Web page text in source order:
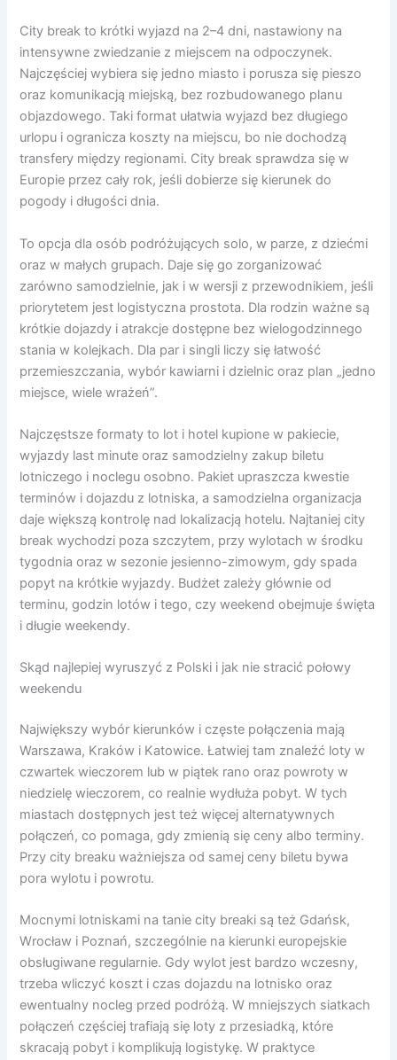
City break to krótki wyjazd na 2–4 dni, nastawiony na
intensywne zwiedzanie z miejscem na odpoczynek.
Najczęściej wybiera się jedno miasto i porusza się pieszo
oraz komunikacją miejską, bez rozbudowanego planu
objazdowego. Taki format ułatwia wyjazd bez długiego
urlopu i ogranicza koszty na miejscu, bo nie dochodzą
transfery między regionami. City break sprawdza się w
Europie przez cały rok, jeśli dobierze się kierunek do
pogody i długości dnia.
To opcja dla osób podróżujących solo, w parze, z dziećmi
oraz w małych grupach. Daje się go zorganizować
zarówno samodzielnie, jak i w wersji z przewodnikiem, jeśli
priorytetem jest logistyczna prostota. Dla rodzin ważne są
krótkie dojazdy i atrakcje dostępne bez wielogodzinnego
stania w kolejkach. Dla par i singli liczy się łatwość
przemieszczania, wybór kawiarni i dzielnic oraz plan „jedno
miejsce, wiele wrażeń”.
Najczęstsze formaty to lot i hotel kupione w pakiecie,
wyjazdy last minute oraz samodzielny zakup biletu
lotniczego i noclegu osobno. Pakiet upraszcza kwestie
terminów i dojazdu z lotniska, a samodzielna organizacja
daje większą kontrolę nad lokalizacją hotelu. Najtaniej city
break wychodzi poza szczytem, przy wylotach w środku
tygodnia oraz w sezonie jesienno-zimowym, gdy spada
popyt na krótkie wyjazdy. Budżet zależy głównie od
terminu, godzin lotów i tego, czy weekend obejmuje święta
i długie weekendy.
Skąd najlepiej wyruszyć z Polski i jak nie stracić połowy
weekendu
Największy wybór kierunków i częste połączenia mają
Warszawa, Kraków i Katowice. Łatwiej tam znaleźć loty w
czwartek wieczorem lub w piątek rano oraz powroty w
niedzielę wieczorem, co realnie wydłuża pobyt. W tych
miastach dostępnych jest też więcej alternatywnych
połączeń, co pomaga, gdy zmienią się ceny albo terminy.
Przy city breaku ważniejsza od samej ceny biletu bywa
pora wylotu i powrotu.
Mocnymi lotniskami na tanie city breaki są też Gdańsk,
Wrocław i Poznań, szczególnie na kierunki europejskie
obsługiwane regularnie. Gdy wylot jest bardzo wczesny,
trzeba wliczyć koszt i czas dojazdu na lotnisko oraz
ewentualny nocleg przed podróżą. W mniejszych siatkach
połączeń częściej trafiają się loty z przesiadką, które
skracają pobyt i komplikują logistykę. W praktyce